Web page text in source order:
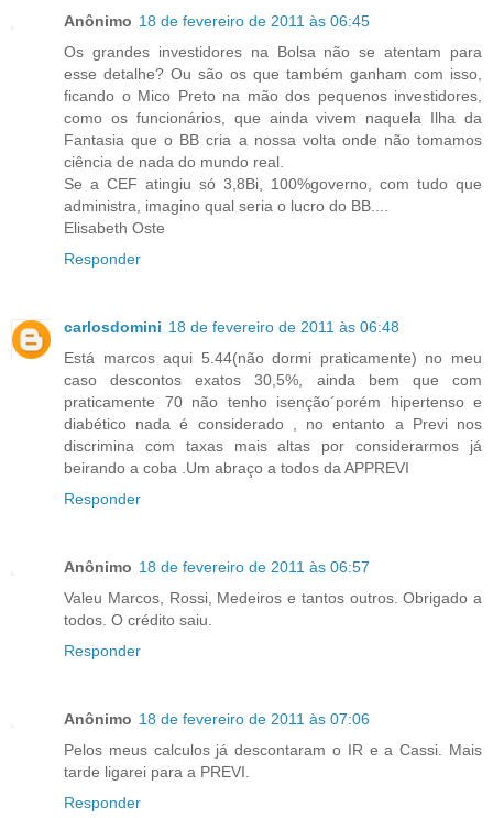
Anônimo 18 de fevereiro de 2011 às 06:45
Os grandes investidores na Bolsa não se atentam para
esse detalhe? Ou são os que também ganham com isso,
ficando o Mico Preto na mão dos pequenos investidores,
como os funcionários, que ainda vivem naquela Ilha da
Fantasia que o BB cria a nossa volta onde não tomamos
ciência de nada do mundo real.
Se a CEF atingiu só 3,8Bi, 100%governo, com tudo que
administra, imagino qual seria o lucro do BB....
Elisabeth Oste
Responder
carlosdomini 18 de fevereiro de 2011 às 06:48
Está marcos aqui 5.44(não dormi praticamente) no meu
caso descontos exatos 30,5%, ainda bem que com
praticamente 70 não tenho isenção´porém hipertenso e
diabético nada é considerado , no entanto a Previ nos
discrimina com taxas mais altas por considerarmos já
beirando a coba .Um abraço a todos da APPREVI
Responder
Anônimo 18 de fevereiro de 2011 às 06:57
Valeu Marcos, Rossi, Medeiros e tantos outros. Obrigado a
todos. O crédito saiu.
Responder
Anônimo 18 de fevereiro de 2011 às 07:06
Pelos meus calculos já descontaram o IR e a Cassi. Mais
tarde ligarei para a PREVI.
Responder